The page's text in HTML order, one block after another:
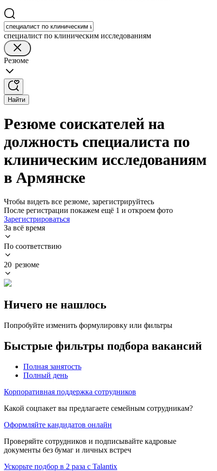
специалист по клиническим исследованиям
Резюме
Найти
Резюме соискателей на
должность специалиста по
клиническим исследованиям
в Армянске
Чтобы видеть все резюме, зарегистрируйтесь
После регистрации покажем ещё 1 и откроем фото
Зарегистрироваться
За всё время
По соответствию
20 резюме
Ничего не нашлось
Попробуйте изменить формулировку или фильтры
Быстрые фильтры подбора вакансий
Полная занятость
Полный день
Корпоративная поддержка сотрудников
Какой соцпакет вы предлагаете семейным сотрудникам?
Оформляйте кандидатов онлайн
Проверяйте сотрудников и подписывайте кадровые
документы без бумаг и личных встреч
Ускорьте подбор в 2 раза с Talantix